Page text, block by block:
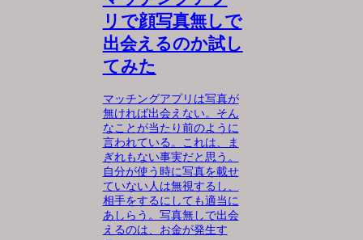
リで顔写真無しで
出会えるのか試し
てみた
マッチングアプリは写真が
無ければ出会えない。そん
なことが当たり前のように
言われている。これは、ま
ぎれもない事実だと思う。
自分が使う時に写真を載せ
ていない人は無視するし、
相手をするにしても適当に
あしらう。写真無しで出会
えるのは、お金が発生す